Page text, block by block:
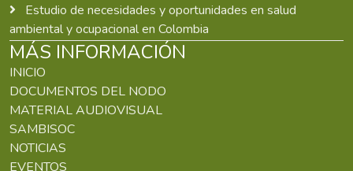
Estudio de necesidades y oportunidades en salud
ambiental y ocupacional en Colombia
MÁS INFORMACIÓN
INICIO
DOCUMENTOS DEL NODO
MATERIAL AUDIOVISUAL
SAMBISOC
NOTICIAS
EVENTOS